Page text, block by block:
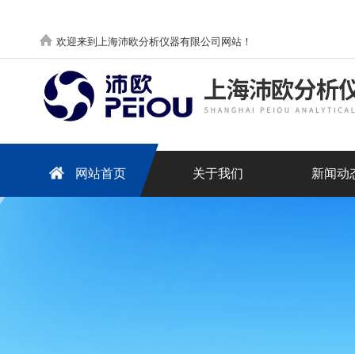
欢迎来到上海沛欧分析仪器有限公司网站！
网站首页 关于我们 新闻动